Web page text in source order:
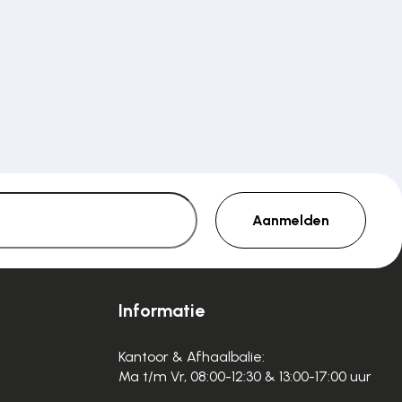
Aanmelden
Informatie
Kantoor & Afhaalbalie:
Ma t/m Vr, 08:00-12:30 & 13:00-17:00 uur